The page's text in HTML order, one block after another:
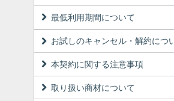
最低利用期間について
お試しのキャンセル・解約につ
本契約に関する注意事項
取り扱い商材について